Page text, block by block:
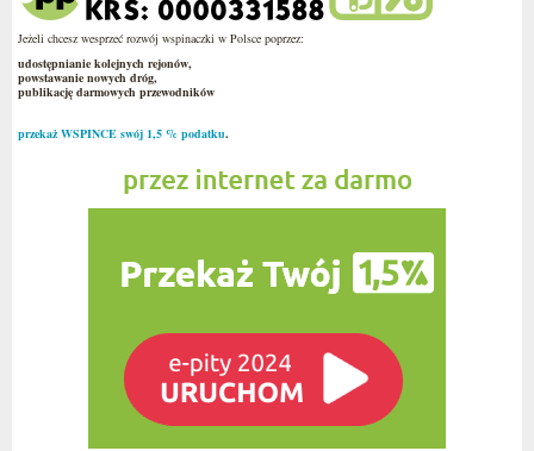
Jeżeli chcesz wesprzeć rozwój wspinaczki w Polsce poprzez:
udostępnianie kolejnych rejonów,
powstawanie nowych dróg,
publikację darmowych przewodników
przekaż WSPINCE swój 1,5 % podatku.